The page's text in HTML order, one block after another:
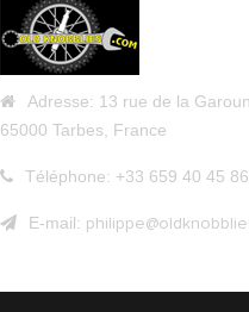
Adresse: 13 rue de la
65000 Tarbes, France
Téléphone: +33 659 40 45 86
E-mail: